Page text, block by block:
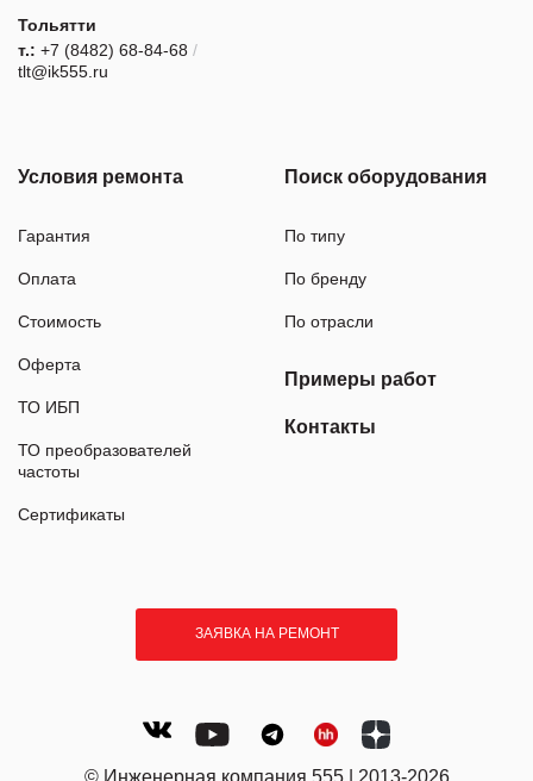
Тольятти
т.: +7 (8482) 68-84-68 /
tlt@ik555.ru
Условия ремонта
Гарантия
Оплата
Стоимость
Оферта
ТО ИБП
ТО преобразователей
частоты
Сертификаты
Поиск оборудования
По типу
По бренду
По отрасли
Примеры работ
Контакты
ЗАЯВКА НА РЕМОНТ
© Инженерная компания 555 | 2013-2026